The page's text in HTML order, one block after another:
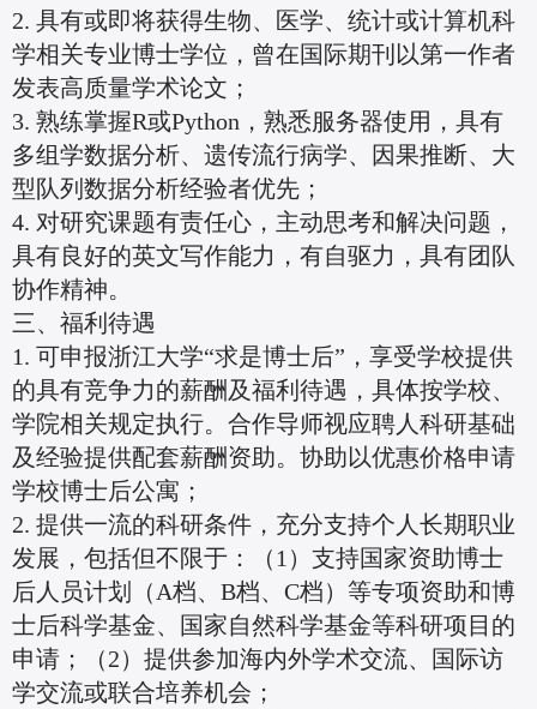
2. 具有或即将获得生物、医学、统计或计算机科
学相关专业博士学位，曾在国际期刊以第一作者
发表高质量学术论文；
3. 熟练掌握R或Python，熟悉服务器使用，具有
多组学数据分析、遗传流行病学、因果推断、大
型队列数据分析经验者优先；
4. 对研究课题有责任心，主动思考和解决问题，
具有良好的英文写作能力，有自驱力，具有团队
协作精神。
三、福利待遇
1. 可申报浙江大学“求是博士后”，享受学校提供
的具有竞争力的薪酬及福利待遇，具体按学校、
学院相关规定执行。合作导师视应聘人科研基础
及经验提供配套薪酬资助。协助以优惠价格申请
学校博士后公寓；
2. 提供一流的科研条件，充分支持个人长期职业
发展，包括但不限于：（1）支持国家资助博士
后人员计划（A档、B档、C档）等专项资助和博
士后科学基金、国家自然科学基金等科研项目的
申请；（2）提供参加海内外学术交流、国际访
学交流或联合培养机会；